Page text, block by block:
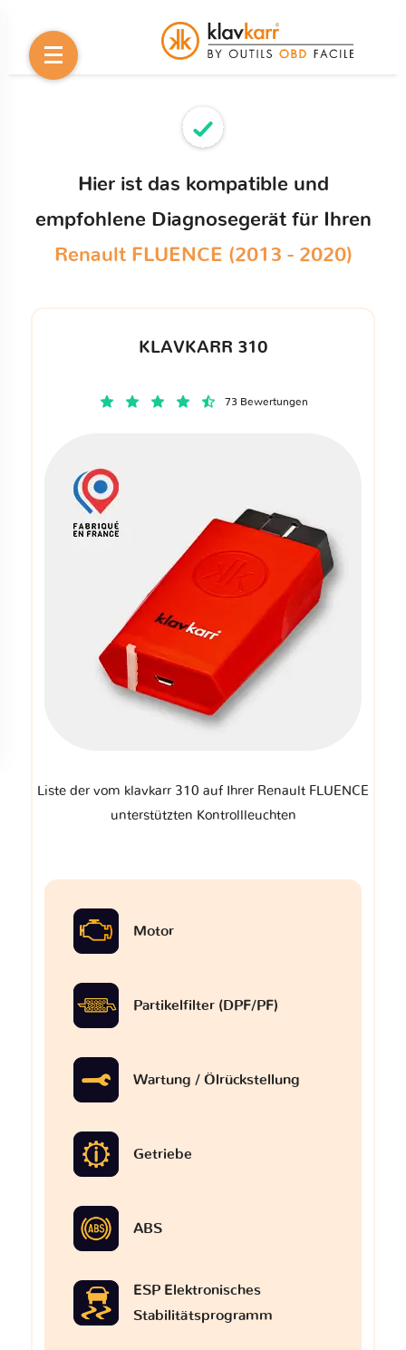
Hier ist das kompatible und
empfohlene Diagnosegerät für Ihren
Renault FLUENCE (2013 - 2020)
KLAVKARR 310
73 Bewertungen
Liste der vom klavkarr 310 auf Ihrer Renault FLUENCE
unterstützten Kontrollleuchten
Motor
Partikelfilter (DPF/PF)
Wartung / Ölrückstellung
Getriebe
ABS
ESP Elektronisches
Stabilitätsprogramm